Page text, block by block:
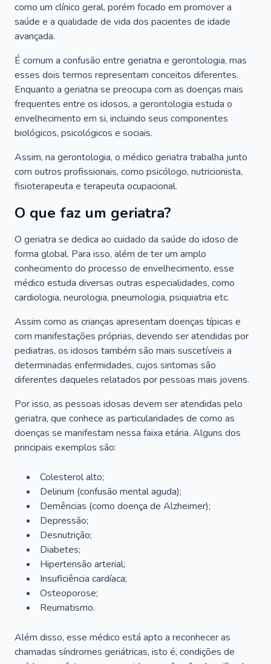
como um clínico geral, porém focado em promover a
saúde e a qualidade de vida dos pacientes de idade
avançada.
É comum a confusão entre geriatria e gerontologia, mas
esses dois termos representam conceitos diferentes.
Enquanto a geriatria se preocupa com as doenças mais
frequentes entre os idosos, a gerontologia estuda o
envelhecimento em si, incluindo seus componentes
biológicos, psicológicos e sociais.
Assim, na gerontologia, o médico geriatra trabalha junto
com outros profissionais, como psicólogo, nutricionista,
fisioterapeuta e terapeuta ocupacional.
O que faz um geriatra?
O geriatra se dedica ao cuidado da saúde do idoso de
forma global. Para isso, além de ter um amplo
conhecimento do processo de envelhecimento, esse
médico estuda diversas outras especialidades, como
cardiologia, neurologia, pneumologia, psiquiatria etc.
Assim como as crianças apresentam doenças típicas e
com manifestações próprias, devendo ser atendidas por
pediatras, os idosos também são mais suscetíveis a
determinadas enfermidades, cujos sintomas são
diferentes daqueles relatados por pessoas mais jovens.
Por isso, as pessoas idosas devem ser atendidas pelo
geriatra, que conhece as particularidades de como as
doenças se manifestam nessa faixa etária. Alguns dos
principais exemplos são:
Colesterol alto;
Delirium (confusão mental aguda);
Demências (como doença de Alzheimer);
Depressão;
Desnutrição;
Diabetes;
Hipertensão arterial;
Insuficiência cardíaca;
Osteoporose;
Reumatismo.
Além disso, esse médico está apto a reconhecer as
chamadas síndromes geriátricas, isto é, condições de